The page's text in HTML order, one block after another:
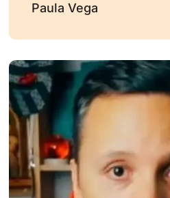
Paula Vega